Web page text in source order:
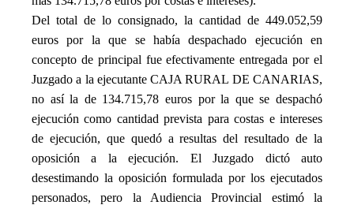
Del total de lo consignado, la cantidad de 449.052,59
euros por la que se había despachado ejecución en
concepto de principal fue efectivamente entregada por el
Juzgado a la ejecutante CAJA RURAL DE CANARIAS,
no así la de 134.715,78 euros por la que se despachó
ejecución como cantidad prevista para costas e intereses
de ejecución, que quedó a resultas del resultado de la
oposición a la ejecución. El Juzgado dictó auto
desestimando la oposición formulada por los ejecutados
personados, pero la Audiencia Provincial estimó la